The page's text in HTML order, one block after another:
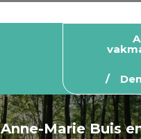
Anne-Marie Buis